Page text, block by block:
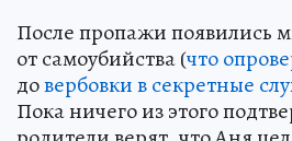
После пропажи появились
от самоубийства (что
довербовки в секретные
Пока ничего из этого